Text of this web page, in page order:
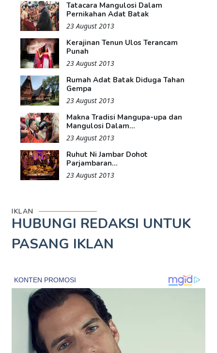
Tatacara Mangulosi Dalam
Pernikahan Adat Batak
23 August 2013
Kerajinan Tenun Ulos Terancam
Punah
23 August 2013
Rumah Adat Batak Diduga Tahan
Gempa
23 August 2013
Makna Tradisi Mangupa-upa dan
Mangulosi Dalam...
23 August 2013
Ruhut Ni Jambar Dohot
Parjambaran...
23 August 2013
IKLAN
HUBUNGI REDAKSI UNTUK
PASANG IKLAN